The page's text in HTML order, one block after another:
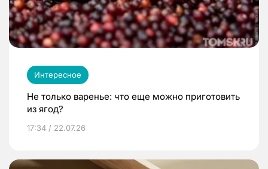
Интересное
Не только варенье: что еще можно приготовить
из ягод?
17:34 / 22.07.26